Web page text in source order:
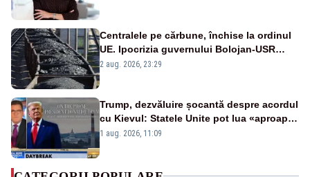
Centralele pe cărbune, închise la ordinul
UE. Ipocrizia guvernului Bolojan-USR
după starea de alertă
2 aug. 2026, 23:29
Trump, dezvăluire șocantă despre acordul
cu Kievul: Statele Unite pot lua «aproape
tot ce vor» din minele Ucrainei”
1 aug. 2026, 11:09